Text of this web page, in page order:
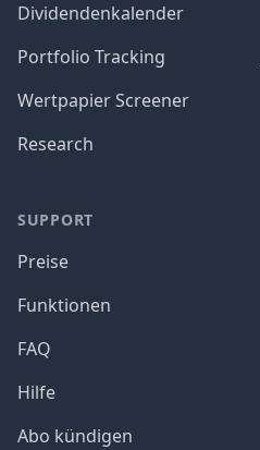
Dividendenkalender
Portfolio Tracking
Wertpapier Screener
Research
SUPPORT
Preise
Funktionen
FAQ
Hilfe
Abo kündigen